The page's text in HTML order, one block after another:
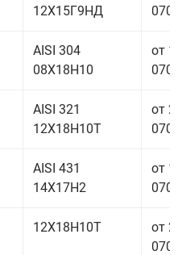
12Х15Г9НД
AISI 304
08Х18Н10
от
AISI 321
12Х18Н10Т
от
AISI 431
14Х17Н2
от
12Х18Н10Т
от